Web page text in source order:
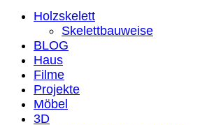
Holzskelett
Skelettbauweise
BLOG
Haus
Filme
Projekte
Möbel
3D